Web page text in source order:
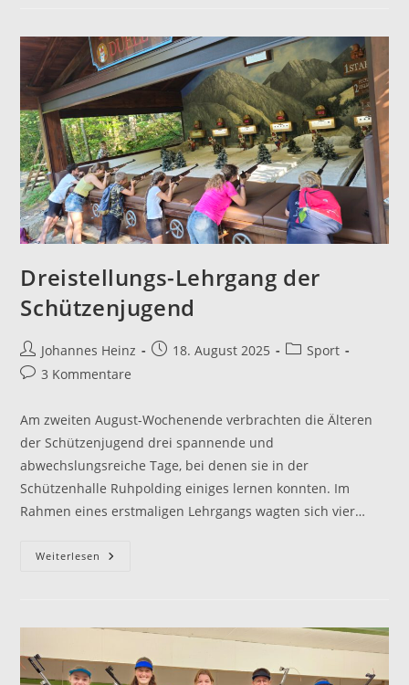
Der
Oberbayernliga
Dreistellungs-Lehrgang der
Schützenjugend
Beitrags-
Autor:
Johannes Heinz
Beitrag18. August 2025
Beitrags-
Sport
Beitrags-
3 Kommentare
Am zweiten August-Wochenende verbrachten die Älteren
der Schützenjugend drei spannende und
abwechslungsreiche Tage, bei denen sie in der
Schützenhalle Ruhpolding einiges lernen konnten. Im
Rahmen eines erstmaligen Lehrgangs wagten sich vier…
Weiterlesen Dreistellungs-